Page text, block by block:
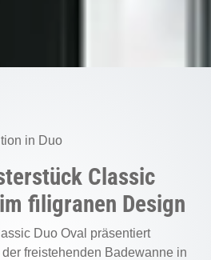
in Duo
Classic
filigranen Design
Duo Oval präsentiert
freistehenden Badewanne in